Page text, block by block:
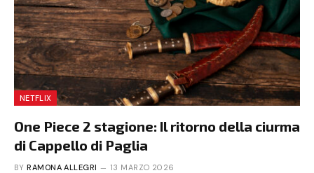
NETFLIX
One Piece 2 stagione: Il ritorno della ciurma
di Cappello di Paglia
BY RAMONA ALLEGRI 13 MARZO 2026